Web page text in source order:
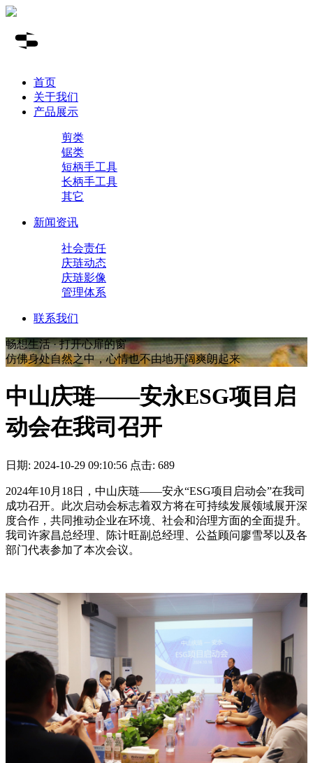
首页
关于我们
产品展示
剪类
锯类
短柄手工具
长柄手工具
其它
新闻资讯
社会责任
庆琏动态
庆琏影像
管理体系
联系我们
畅想生活 · 打开心扉的窗
仿佛身处自然之中，心情也不由地开阔爽朗起来
中山庆琏——安永ESG项目启
动会在我司召开
日期: 2024-10-29 09:10:56 点击: 689
2024年10月18日，中山庆琏——安永“ESG项目启动会”在我司
成功召开。此次启动会标志着双方将在可持续发展领域展开深
度合作，共同推动企业在环境、社会和治理方面的全面提升。
我司许家昌总经理、陈计旺副总经理、公益顾问廖雪琴以及各
部门代表参加了本次会议。